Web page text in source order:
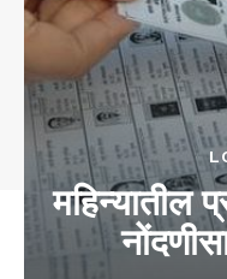
महिन्यातील